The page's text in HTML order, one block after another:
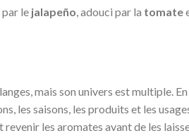
par le jalapeño, adouci par la tomate
mais son univers est multiple.
les saisons, les produits et les
revenir les aromates avant de les